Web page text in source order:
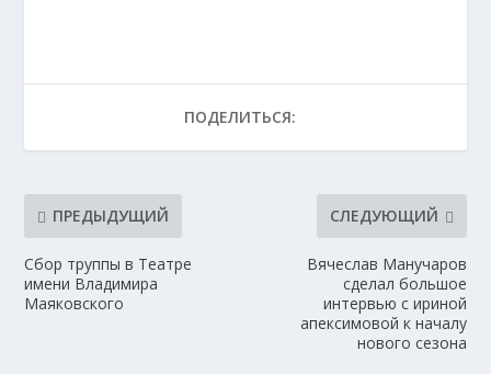
ПОДЕЛИТЬСЯ:
ПРЕДЫДУЩИЙ
Сбор труппы в Театре
имени Владимира
Маяковского
СЛЕДУЮЩИЙ
Вячеслав Манучаров
сделал большое
интервью с ириной
апексимовой к началу
нового сезона